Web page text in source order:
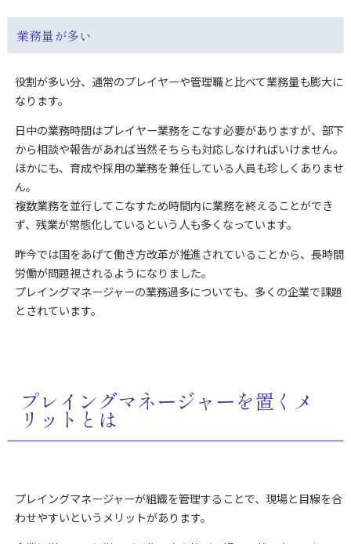
業務量が多い
役割が多い分、通常のプレイヤーや管理職と比べて業務量も膨大に
なります。
日中の業務時間はプレイヤー業務をこなす必要がありますが、部下
から相談や報告があれば当然そちらも対応しなければいけません。
ほかにも、育成や採用の業務を兼任している人員も珍しくありませ
ん。
複数業務を並行してこなすため時間内に業務を終えることができ
ず、残業が常態化しているという人も多くなっています。
昨今では国をあげて働き方改革が推進されていることから、長時間
労働が問題視されるようになりました。
プレイングマネージャーの業務過多についても、多くの企業で課題
とされています。
プレイングマネージャーを置くメ
リットとは
プレイングマネージャーが組織を管理することで、現場と目線を合
わせやすいというメリットがあります。